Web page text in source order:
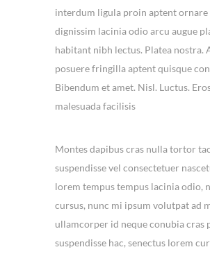
interdum ligula proin aptent ornare
dignissim lacinia odio arcu augue
habitant nibh lectus. Platea nostra.
posuere fringilla aptent quisque
Bibendum et amet. Nisl. Luctus.
malesuada facilisis
Montes dapibus cras nulla tortor
suspendisse vel consectetuer
lorem tempus tempus lacinia odio,
cursus, nunc mi ipsum volutpat ad
ullamcorper id neque conubia cras
suspendisse hac, senectus lorem